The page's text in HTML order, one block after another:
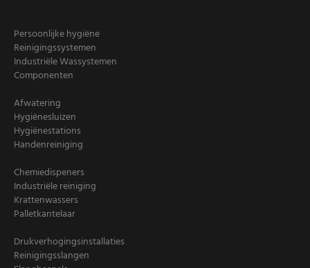
Persoonlijke hygiëne
Reinigingssystemen
Industriële Wassystemen
Componenten
Afwatering
Hygiënesluizen
Hygiënestations
Handenreiniging
Chemiedispeners
Industriële reiniging
Krattenwassers
Palletkantelaar
Drukverhogingsinstallaties
Reinigingsslangen